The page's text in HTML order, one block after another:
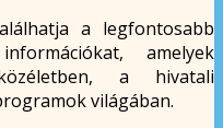
a legfontosabb
amelyek
a hivatali
világában.